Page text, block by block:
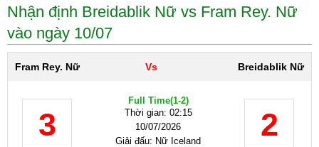
Nhận định Breidablik Nữ vs Fram Rey. Nữ
vào ngày 10/07
Fram Rey. Nữ Vs Breidablik Nữ
3
Full Time(1-2)
Thời gian: 02:15
10/07/2026
Giải đấu: Nữ Iceland
2